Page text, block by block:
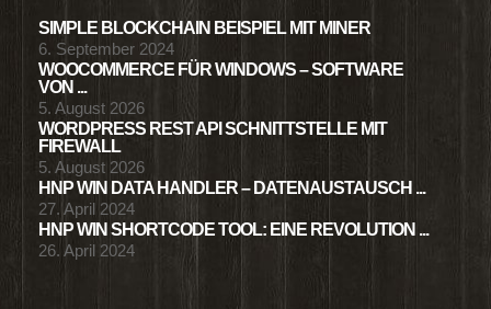
SIMPLE BLOCKCHAIN BEISPIEL MIT MINER
6. September 2024
WOOCOMMERCE FÜR WINDOWS – SOFTWARE
VON ...
5. August 2026
WORDPRESS REST API SCHNITTSTELLE MIT
FIREWALL
5. August 2026
HNP WIN DATA HANDLER – DATENAUSTAUSCH ...
27. April 2024
HNP WIN SHORTCODE TOOL: EINE REVOLUTION ...
26. April 2024